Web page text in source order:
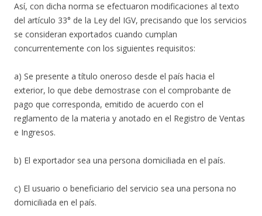
Así, con dicha norma se efectuaron modificaciones al texto
del artículo 33° de la Ley del IGV, precisando que los servicios
se consideran exportados cuando cumplan
concurrentemente con los siguientes requisitos:
a) Se presente a título oneroso desde el país hacia el
exterior, lo que debe demostrase con el comprobante de
pago que corresponda, emitido de acuerdo con el
reglamento de la materia y anotado en el Registro de Ventas
e Ingresos.
b) El exportador sea una persona domiciliada en el país.
c) El usuario o beneficiario del servicio sea una persona no
domiciliada en el país.